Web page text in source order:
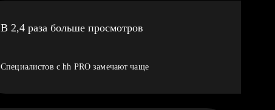
В 2,4 раза больше просмотров
Специалистов с hh PRO замечают чаще